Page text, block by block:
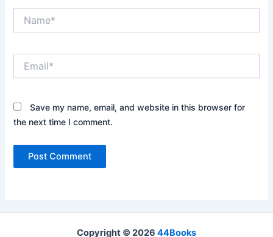
Save my name, email, and website in this browser for
the next time I comment.
Copyright © 2026 44Books